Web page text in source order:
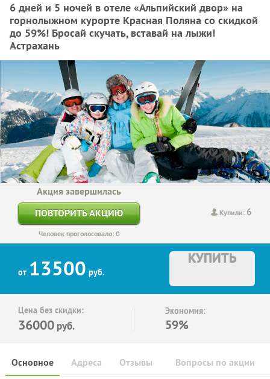
6 дней и 5 ночей в отеле «Альпийский двор» на
горнолыжном курорте Красная Поляна со скидкой
до 59%! Бросай скучать, вставай на лыжи!
Астрахань
Купили: 6
Акция завершилась
ПОВТОРИТЬ АКЦИЮ
Человек проголосовало: 0
от 13500 руб.
КУПИТЬ
Цена без скидки:
36000 руб.
Экономия:
59%
Основное Отзывы Вопросы по акции
Адреса